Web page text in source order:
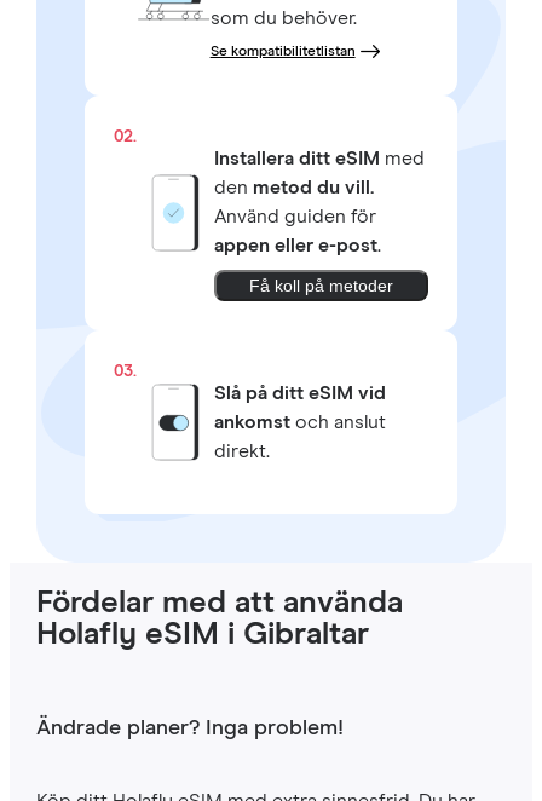
som du behöver.
Se kompatibilitetlistan
02.
Installera ditt eSIM med
den metod du vill.
Använd guiden för
appen eller e-post.
Få koll på metoder
03.
Slå på ditt eSIM vid
ankomstoch anslut
direkt.
Fördelar med att använda
Holafly eSIM i Gibraltar
Ändrade planer? Inga problem!